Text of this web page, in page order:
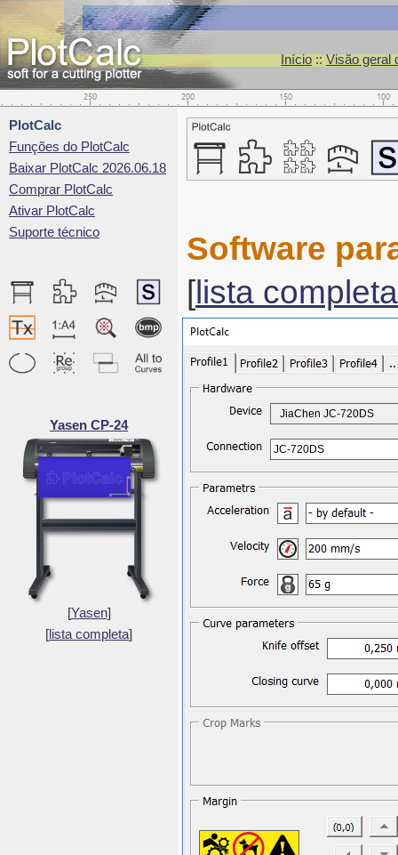
Início::Visão geral
PlotCalc
Funções do PlotCalc
Baixar PlotCalc 2026.06.18
Comprar PlotCalc
Ativar PlotCalc
Suporte técnico
Yasen CP-24
[Yasen]
[lista completa]
Software
[ lista completa
JiaChen JC-720DS
JC-720DS